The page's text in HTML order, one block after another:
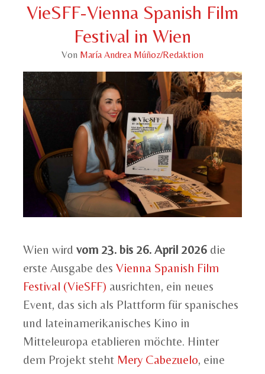
VieSFF-Vienna Spanish Film
Festival in Wien
Von María Andrea Múñoz/Redaktion
Wien wird vom 23. bis 26. April 2026 die
erste Ausgabe des Vienna Spanish Film
Festival (VieSFF) ausrichten, ein neues
Event, das sich als Plattform für spanisches
und lateinamerikanisches Kino in
Mitteleuropa etablieren möchte. Hinter
dem Projekt steht Mery Cabezuelo, eine